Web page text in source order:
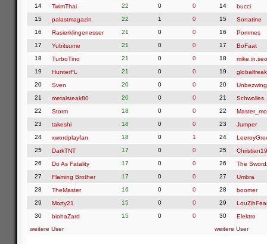
14
TwimThai 22 0
0
15
palastmagazin 22 1
0
16
Rasierklingenesser 21 0
0
17
Yubitsume 21 0
0
18
TurboTino 21 0
0
19
HunterFL 21 0
0
20
Sven 20 0
0
21
metalsteak80 20 0
0
22
Storm 18 0
0
23
takeshi 18 0
0
24
xwordplayfan 18 0
1
25
DarkTNT 17 0
0
26
Do As Fatality 17 0
0
27
Flaming Brother 17 0
0
28
TheMaster 16 0
0
29
Morty21 15 0
0
30
biohaZard 15 0
0
weitere User
14
bucci
15
Sonatine
16
Pommes
17
BoFaat
18
19
globalfreak
20
21
Schwolles
22
Master_mo
23
Jumper
24
25
26
The
27
Umbra
28
boomer
29
30
Elektro
weitere User